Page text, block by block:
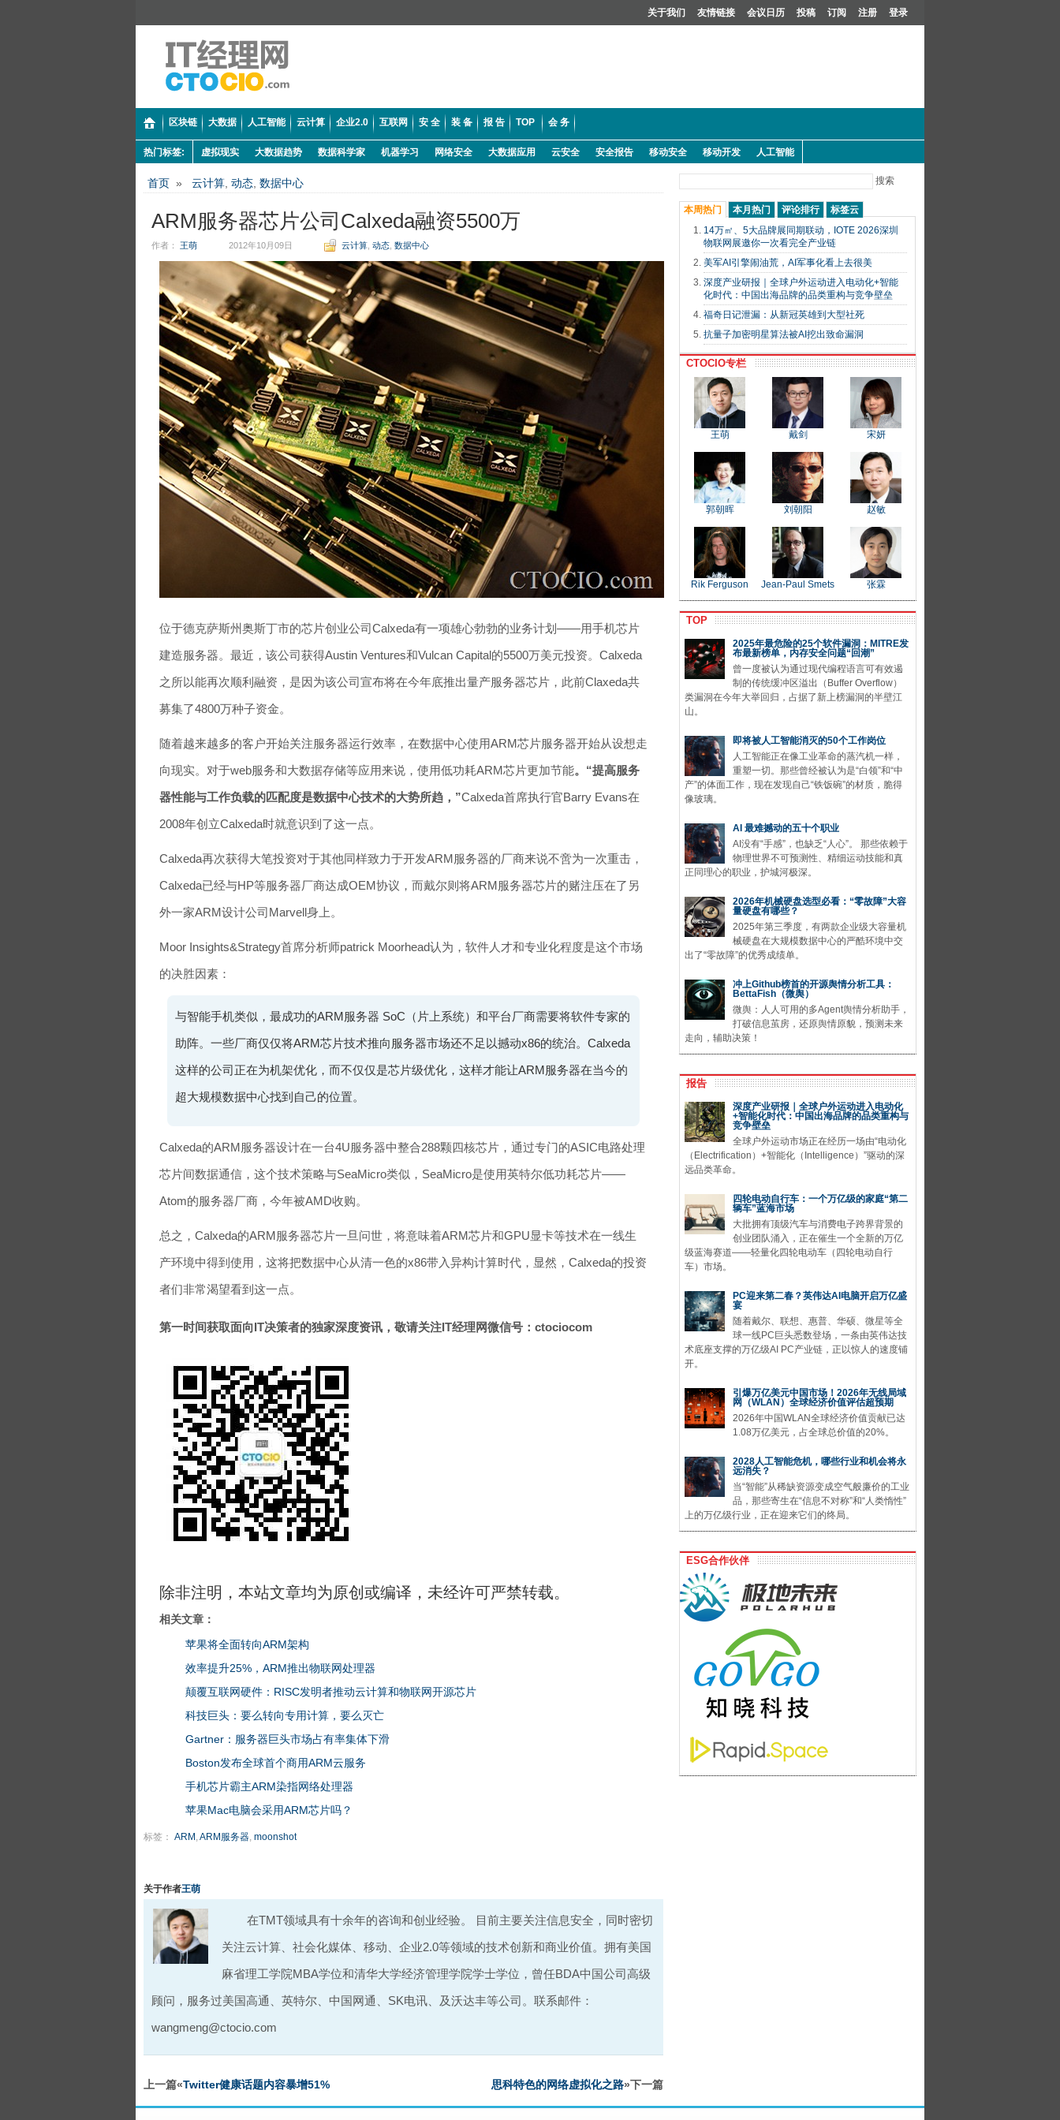
关于我们 友情链接 会议日历 投稿 订阅 注册 登录
区块链 大数据 人工智能 云计算 企业2.0 互联网 安 全 装 备 报 告 TOP 会 务
热门标签: 虚拟现实 大数据趋势 数据科学家 机器学习 网络安全 大数据应用 云安全 安全报告 移动安全 移动开发 人工智能
首页 » 云计算 动态 数据中心
ARM服务器芯片公司Calxeda融资5500万
作者： 王萌 2012年10月09日 云计算 动态 数据中心
位于德克萨斯州奥斯丁市的芯片创业公司Calxeda有一项雄心勃勃的业务计划——用手机芯片
建造服务器。最近，该公司获得Austin Ventures和Vulcan Capital的5500万美元投资。Calxeda
之所以能再次顺利融资，是因为该公司宣布将在今年底推出量产服务器芯片，此前Claxeda共
募集了4800万种子资金。
随着越来越多的客户开始关注服务器运行效率，在数据中心使用ARM芯片服务器开始从设想走
向现实。对于web服务和大数据存储等应用来说，使用低功耗ARM芯片更加节能。“提高服务
器性能与工作负载的匹配度是数据中心技术的大势所趋，”Calxeda首席执行官Barry Evans在
2008年创立Calxeda时就意识到了这一点。
Calxeda再次获得大笔投资对于其他同样致力于开发ARM服务器的厂商来说不啻为一次重击，
Calxeda已经与HP等服务器厂商达成OEM协议，而戴尔则将ARM服务器芯片的赌注压在了另
外一家ARM设计公司Marvell身上。
Moor Insights&Strategy首席分析师patrick Moorhead认为，软件人才和专业化程度是这个市场
的决胜因素：
与智能手机类似，最成功的ARM服务器 SoC（片上系统）和平台厂商需要将软件专家的
助阵。一些厂商仅仅将ARM芯片技术推向服务器市场还不足以撼动x86的统治。Calxeda
这样的公司正在为机架优化，而不仅仅是芯片级优化，这样才能让ARM服务器在当今的
超大规模数据中心找到自己的位置。
Calxeda的ARM服务器设计在一台4U服务器中整合288颗四核芯片，通过专门的ASIC电路处理
芯片间数据通信，这个技术策略与SeaMicro类似，SeaMicro是使用英特尔低功耗芯片——
Atom的服务器厂商，今年被AMD收购。
总之，Calxeda的ARM服务器芯片一旦问世，将意味着ARM芯片和GPU显卡等技术在一线生
产环境中得到使用，这将把数据中心从清一色的x86带入异构计算时代，显然，Calxeda的投资
者们非常渴望看到这一点。
第一时间获取面向IT决策者的独家深度资讯，敬请关注IT经理网微信号：ctociocom
除非注明，本站文章均为原创或编译，未经许可严禁转载。
相关文章：
苹果将全面转向ARM架构
效率提升25%，ARM推出物联网处理器
颠覆互联网硬件：RISC发明者推动云计算和物联网开源芯片
科技巨头：要么转向专用计算，要么灭亡
Gartner：服务器巨头市场占有率集体下滑
Boston发布全球首个商用ARM云服务
手机芯片霸主ARM染指网络处理器
苹果Mac电脑会采用ARM芯片吗？
标签： ARM ,ARM服务器, moonshot
关于作者王萌
在TMT领域具有十余年的咨询和创业经验。 目前主要关注信息安全，同时密切
关注云计算、社会化媒体、移动、企业2.0等领域的技术创新和商业价值。拥有美国
麻省理工学院MBA学位和清华大学经济管理学院学士学位，曾任BDA中国公司高级
顾问，服务过美国高通、英特尔、中国网通、SK电讯、及沃达丰等公司。联系邮件：
wangmeng@ctocio.com
上一篇«Twitter健康话题内容暴增51% 思科特色的网络虚拟化之路»下一篇
搜索
本周热门 本月热门 评论排行
标签云
14万㎡、5大品牌展同期联动，IOTE 2026深圳
物联网展邀你一次看完全产业链
美军AI引擎闹油荒，AI军事化看上去很美
深度产业研报｜全球户外运动进入电动化+智能
化时代：中国出海品牌的品类重构与竞争壁垒
福奇日记泄漏：从新冠英雄到大型社死
抗量子加密明星算法被AI挖出致命漏洞
CTOCIO专栏
王萌 戴剑 宋妍
郭朝晖 刘朝阳 赵敏
Rik Ferguson Jean-Paul Smets 张霖
TOP
2025年最危险的25个软件漏洞：MITRE发
布最新榜单，内存安全问题“回潮”
曾一度被认为通过现代编程语言可有效遏
制的传统缓冲区溢出（Buffer Overflow）
类漏洞在今年大举回归，占据了新上榜漏洞的半壁江
山。
即将被人工智能消灭的50个工作岗位
人工智能正在像工业革命的蒸汽机一样，
重塑一切。那些曾经被认为是“白领”和“中
产”的体面工作，现在发现自己“铁饭碗”的材质，脆得
像玻璃。
AI 最难撼动的五十个职业
AI没有“手感”，也缺乏“人心”。 那些依赖于
物理世界不可预测性、精细运动技能和真
正同理心的职业，护城河极深。
2026年机械硬盘选型必看：“零故障”大容
量硬盘有哪些？
2025年第三季度，有两款企业级大容量机
械硬盘在大规模数据中心的严酷环境中交
出了“零故障”的优秀成绩单。
冲上Github榜首的开源舆情分析工具：
BettaFish（微舆）
微舆：人人可用的多Agent舆情分析助手，
打破信息茧房，还原舆情原貌，预测未来
走向，辅助决策！
报告
深度产业研报｜全球户外运动进入电动化
+智能化时代：中国出海品牌的品类重构与
竞争壁垒
全球户外运动市场正在经历一场由“电动化
（Electrification）+智能化（Intelligence）”驱动的深
远品类革命。
四轮电动自行车：一个万亿级的家庭“第二
辆车”蓝海市场
大批拥有顶级汽车与消费电子跨界背景的
创业团队涌入，正在催生一个全新的万亿
级蓝海赛道——轻量化四轮电动车（四轮电动自行
车）市场。
PC迎来第二春？英伟达AI电脑开启万亿盛
宴
随着戴尔、联想、惠普、华硕、微星等全
球一线PC巨头悉数登场，一条由英伟达技
术底座支撑的万亿级AI PC产业链，正以惊人的速度铺
开。
引爆万亿美元中国市场！2026年无线局域
网（WLAN）全球经济价值评估超预期
2026年中国WLAN全球经济价值贡献已达
1.08万亿美元，占全球总价值的20%。
2028人工智能危机，哪些行业和机会将永
远消失？
当“智能”从稀缺资源变成空气般廉价的工业
品，那些寄生在“信息不对称”和“人类惰性”
上的万亿级行业，正在迎来它们的终局。
ESG合作伙伴